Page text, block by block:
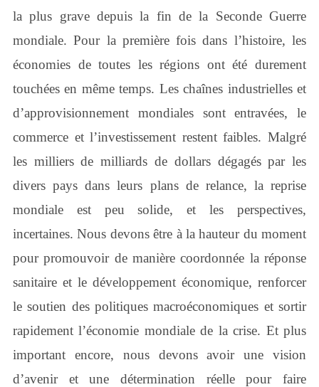
la plus grave depuis la fin de la Seconde Guerre
mondiale. Pour la première fois dans l’histoire, les
économies de toutes les régions ont été durement
touchées en même temps. Les chaînes industrielles et
d’approvisionnement mondiales sont entravées, le
commerce et l’investissement restent faibles. Malgré
les milliers de milliards de dollars dégagés par les
divers pays dans leurs plans de relance, la reprise
mondiale est peu solide, et les perspectives,
incertaines. Nous devons être à la hauteur du moment
pour promouvoir de manière coordonnée la réponse
sanitaire et le développement économique, renforcer
le soutien des politiques macroéconomiques et sortir
rapidement l’économie mondiale de la crise. Et plus
important encore, nous devons avoir une vision
d’avenir et une détermination réelle pour faire